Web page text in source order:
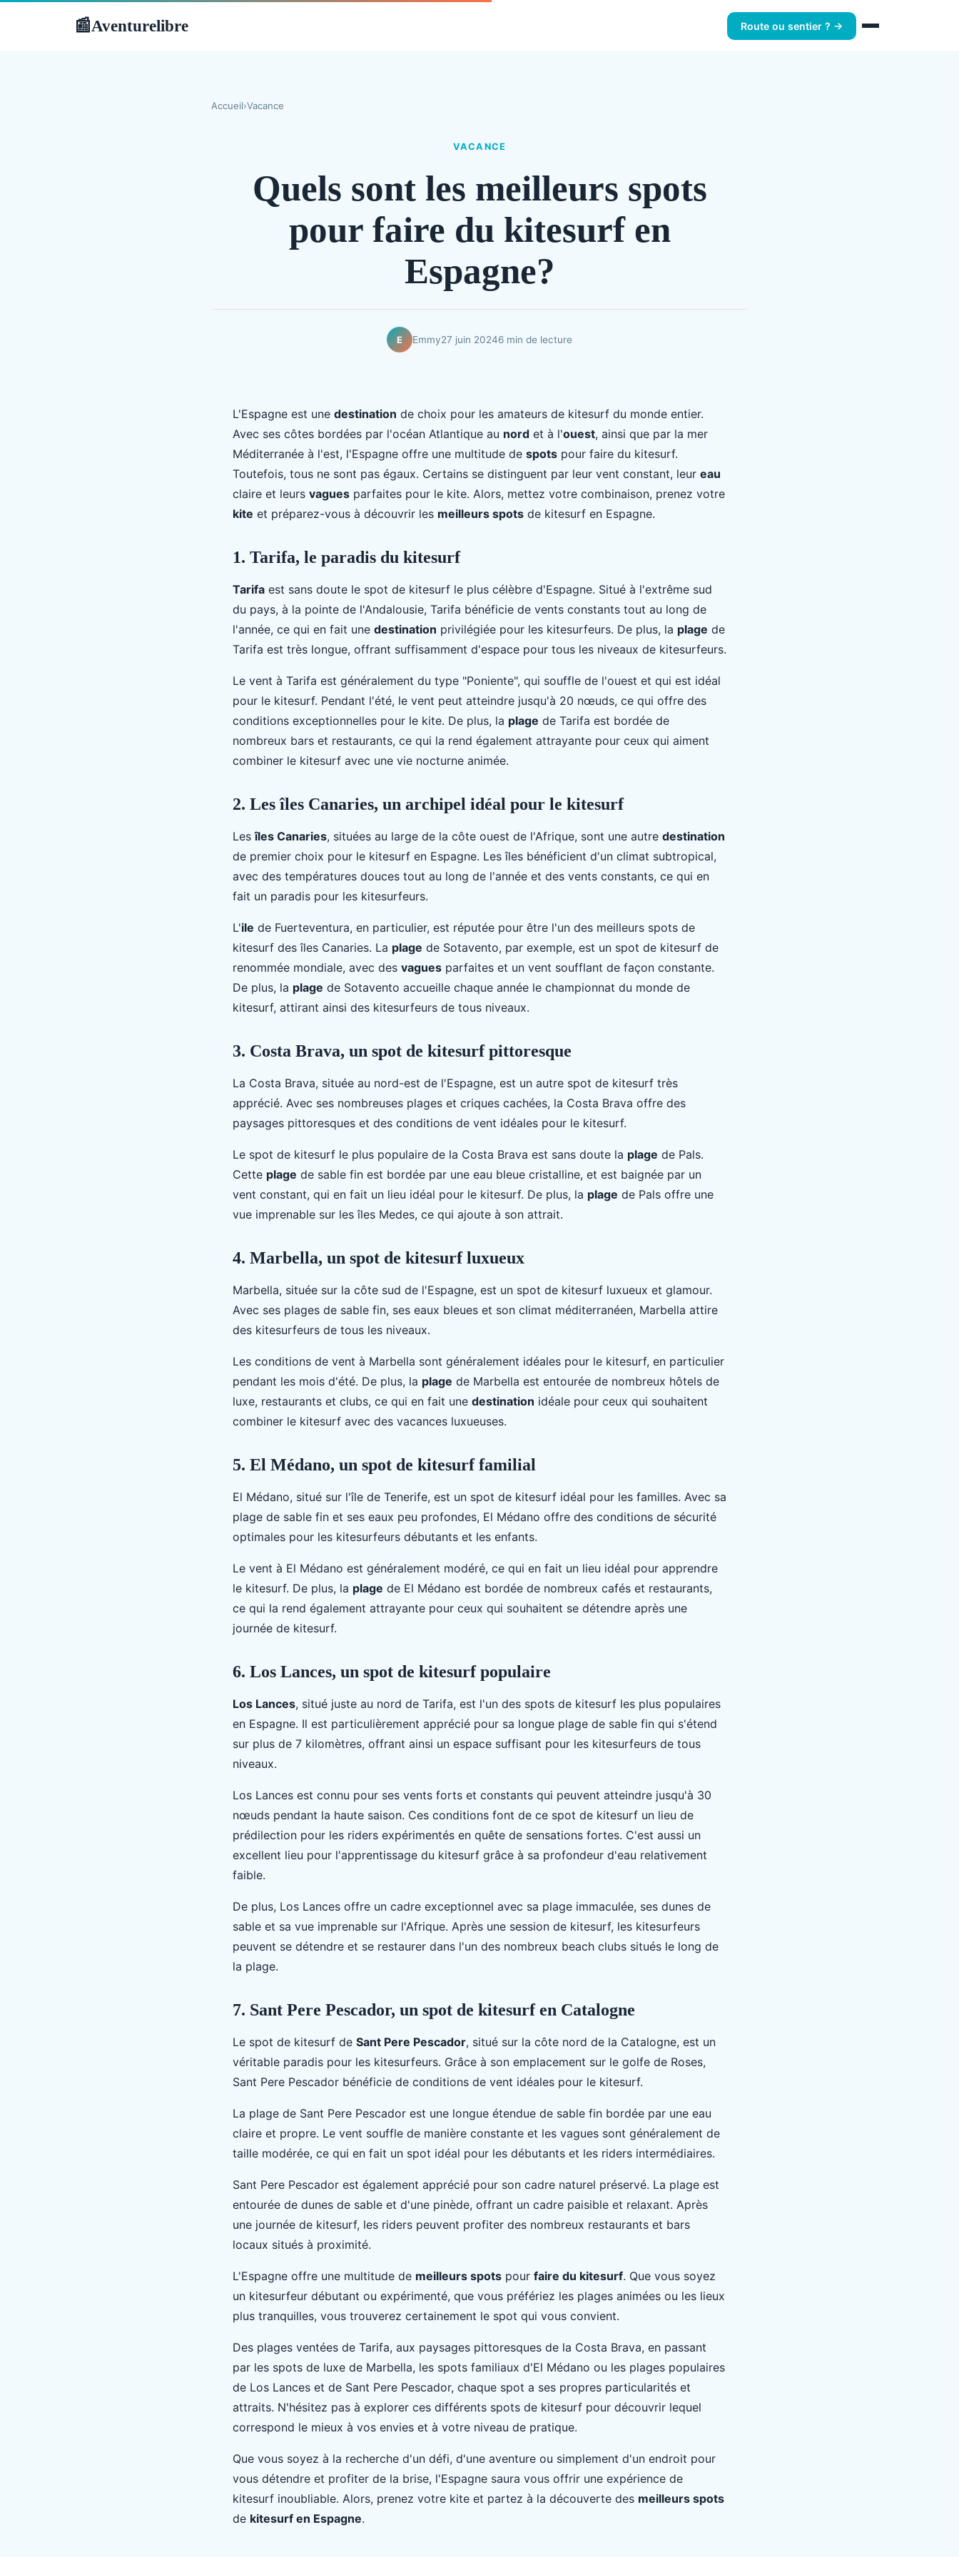
📰Aventurelibre Route ou sentier ? →
Accueil›Vacance
VACANCE
Quels sont les meilleurs spots
pour faire du kitesurf en
Espagne?
E Emmy27 juin 20246 min de lecture
L'Espagne est une destination de choix pour les amateurs de kitesurf du monde entier.
Avec ses côtes bordées par l'océan Atlantique au nord et à l'ouest, ainsi que par la mer
Méditerranée à l'est, l'Espagne offre une multitude de spots pour faire du kitesurf.
Toutefois, tous ne sont pas égaux. Certains se distinguent par leur vent constant, leur eau
claire et leurs vagues parfaites pour le kite. Alors, mettez votre combinaison, prenez votre
kite et préparez-vous à découvrir les meilleurs spots de kitesurf en Espagne.
1. Tarifa, le paradis du kitesurf
Tarifa est sans doute le spot de kitesurf le plus célèbre d'Espagne. Situé à l'extrême sud
du pays, à la pointe de l'Andalousie, Tarifa bénéficie de vents constants tout au long de
l'année, ce qui en fait une destination privilégiée pour les kitesurfeurs. De plus, la plage de
Tarifa est très longue, offrant suffisamment d'espace pour tous les niveaux de kitesurfeurs.
Le vent à Tarifa est généralement du type "Poniente", qui souffle de l'ouest et qui est idéal
pour le kitesurf. Pendant l'été, le vent peut atteindre jusqu'à 20 nœuds, ce qui offre des
conditions exceptionnelles pour le kite. De plus, la plage de Tarifa est bordée de
nombreux bars et restaurants, ce qui la rend également attrayante pour ceux qui aiment
combiner le kitesurf avec une vie nocturne animée.
2. Les îles Canaries, un archipel idéal pour le kitesurf
Lesîles Canaries, situées au large de la côte ouest de l'Afrique, sont une autre destination
de premier choix pour le kitesurf en Espagne. Les îles bénéficient d'un climat subtropical,
avec des températures douces tout au long de l'année et des vents constants, ce qui en
fait un paradis pour les kitesurfeurs.
L'ile de Fuerteventura, en particulier, est réputée pour être l'un des meilleurs spots de
kitesurf des îles Canaries. La plage de Sotavento, par exemple, est un spot de kitesurf de
renommée mondiale, avec des vagues parfaites et un vent soufflant de façon constante.
De plus, la plage de Sotavento accueille chaque année le championnat du monde de
kitesurf, attirant ainsi des kitesurfeurs de tous niveaux.
3. Costa Brava, un spot de kitesurf pittoresque
La Costa Brava, située au nord-est de l'Espagne, est un autre spot de kitesurf très
apprécié. Avec ses nombreuses plages et criques cachées, la Costa Brava offre des
paysages pittoresques et des conditions de vent idéales pour le kitesurf.
Le spot de kitesurf le plus populaire de la Costa Brava est sans doute la plage de Pals.
Cette plage de sable fin est bordée par une eau bleue cristalline, et est baignée par un
vent constant, qui en fait un lieu idéal pour le kitesurf. De plus, la plage de Pals offre une
vue imprenable sur les îles Medes, ce qui ajoute à son attrait.
4. Marbella, un spot de kitesurf luxueux
Marbella, située sur la côte sud de l'Espagne, est un spot de kitesurf luxueux et glamour.
Avec ses plages de sable fin, ses eaux bleues et son climat méditerranéen, Marbella attire
des kitesurfeurs de tous les niveaux.
Les conditions de vent à Marbella sont généralement idéales pour le kitesurf, en particulier
pendant les mois d'été. De plus, la plage de Marbella est entourée de nombreux hôtels de
luxe, restaurants et clubs, ce qui en fait une destination idéale pour ceux qui souhaitent
combiner le kitesurf avec des vacances luxueuses.
5. El Médano, un spot de kitesurf familial
El Médano, situé sur l'île de Tenerife, est un spot de kitesurf idéal pour les familles. Avec sa
plage de sable fin et ses eaux peu profondes, El Médano offre des conditions de sécurité
optimales pour les kitesurfeurs débutants et les enfants.
Le vent à El Médano est généralement modéré, ce qui en fait un lieu idéal pour apprendre
le kitesurf. De plus, la plage de El Médano est bordée de nombreux cafés et restaurants,
ce qui la rend également attrayante pour ceux qui souhaitent se détendre après une
journée de kitesurf.
6. Los Lances, un spot de kitesurf populaire
Los Lances, situé juste au nord de Tarifa, est l'un des spots de kitesurf les plus populaires
en Espagne. Il est particulièrement apprécié pour sa longue plage de sable fin qui s'étend
sur plus de 7 kilomètres, offrant ainsi un espace suffisant pour les kitesurfeurs de tous
niveaux.
Los Lances est connu pour ses vents forts et constants qui peuvent atteindre jusqu'à 30
nœuds pendant la haute saison. Ces conditions font de ce spot de kitesurf un lieu de
prédilection pour les riders expérimentés en quête de sensations fortes. C'est aussi un
excellent lieu pour l'apprentissage du kitesurf grâce à sa profondeur d'eau relativement
faible.
De plus, Los Lances offre un cadre exceptionnel avec sa plage immaculée, ses dunes de
sable et sa vue imprenable sur l'Afrique. Après une session de kitesurf, les kitesurfeurs
peuvent se détendre et se restaurer dans l'un des nombreux beach clubs situés le long de
la plage.
7. Sant Pere Pescador, un spot de kitesurf en Catalogne
Le spot de kitesurf de Sant Pere Pescador, situé sur la côte nord de la Catalogne, est un
véritable paradis pour les kitesurfeurs. Grâce à son emplacement sur le golfe de Roses,
Sant Pere Pescador bénéficie de conditions de vent idéales pour le kitesurf.
La plage de Sant Pere Pescador est une longue étendue de sable fin bordée par une eau
claire et propre. Le vent souffle de manière constante et les vagues sont généralement de
taille modérée, ce qui en fait un spot idéal pour les débutants et les riders intermédiaires.
Sant Pere Pescador est également apprécié pour son cadre naturel préservé. La plage est
entourée de dunes de sable et d'une pinède, offrant un cadre paisible et relaxant. Après
une journée de kitesurf, les riders peuvent profiter des nombreux restaurants et bars
locaux situés à proximité.
L'Espagne offre une multitude de meilleurs spots pour faire du kitesurf. Que vous soyez
un kitesurfeur débutant ou expérimenté, que vous préfériez les plages animées ou les lieux
plus tranquilles, vous trouverez certainement le spot qui vous convient.
Des plages ventées de Tarifa, aux paysages pittoresques de la Costa Brava, en passant
par les spots de luxe de Marbella, les spots familiaux d'El Médano ou les plages populaires
de Los Lances et de Sant Pere Pescador, chaque spot a ses propres particularités et
attraits. N'hésitez pas à explorer ces différents spots de kitesurf pour découvrir lequel
correspond le mieux à vos envies et à votre niveau de pratique.
Que vous soyez à la recherche d'un défi, d'une aventure ou simplement d'un endroit pour
vous détendre et profiter de la brise, l'Espagne saura vous offrir une expérience de
kitesurf inoubliable. Alors, prenez votre kite et partez à la découverte des meilleurs spots
de kitesurf en Espagne.